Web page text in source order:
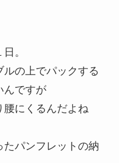
。
の上でパックする
んですが
腰にくるんだよね
パンフレットの納